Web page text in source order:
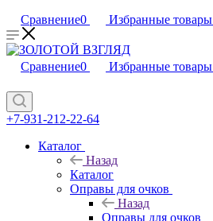
Сравнение0 Избранные товары
Сравнение0 Избранные товары
+7-931-212-22-64
Каталог
Назад
Каталог
Оправы для очков
Назад
Оправы для очков